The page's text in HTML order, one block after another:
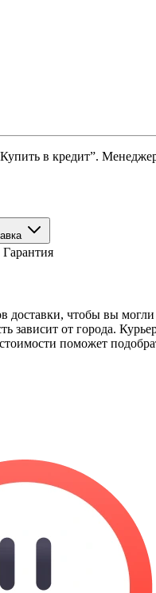
в кредит”.
Гарантия
доставки, чтобы вы
зависит от города.
поможет